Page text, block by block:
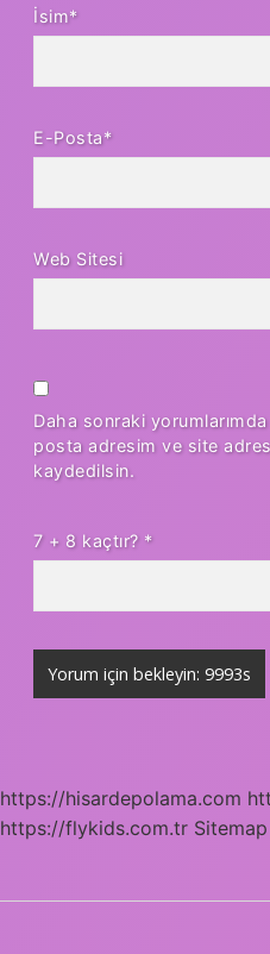
İsim*
E-Posta*
Web Sitesi
Daha sonraki yorumlarımda
posta adresim ve site
kaydedilsin.
7 + 8 kaçtır? *
https://hisardepolama.com
https://flykids.com.tr Sitemap